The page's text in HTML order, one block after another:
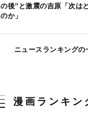
の後”と激震の吉原「次は
のか」
ニュースランキングの
漫画ランキン